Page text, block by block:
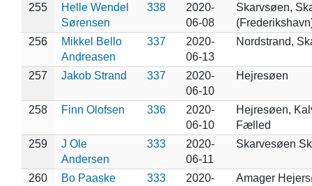
255
Helle Wendel
Sørensen
338
2020-
06-08
Skarvsøen,
256
Mikkel Bello
Andreasen
337
2020-
06-13
Nordstrand,
257 Jakob Strand 337
2020-
06-10
Hejresøen
258 Finn Olofsen 336
2020-
06-10
Hejresøen,
Fælled
259
J Ole
Andersen
333
2020-
06-11
Skarvesøen
260 Bo Paaske 333
2020-
Amager